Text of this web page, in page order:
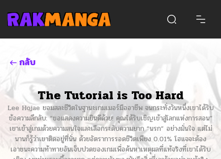
กลับ
The Tutorial is Too Hard
Lee Hojae ยอมสละชีวิตในฐานะเกมเมอร์มืออาชีพ จนกระทั่งวันหนึ่งเขาได้รับ
ข้อความลึกลับ: “ขอแสดงความยินดีด้วย! คุณได้รับเชิญเข้าสู่โลกแห่งการสอน”
เขาเข้าสู่เกมด้วยความสนใจและเลือกระดับความยาก “นรก” อย่างมั่นใจ แต่ไม่
นานก็รู้ว่าเขาติดอยู่ที่นั่น ด้วยอัตราการรอดชีวิตเพียง 0.01% โฮแจจะต้อง
เอาชนะความท้าทายอันเจ็บปวดของเกมเพื่อค้นหาเหตุผลที่แท้จริงที่เขาได้รับ